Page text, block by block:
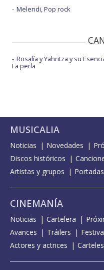
Melendi, Pop rock
Rosalía y Yahritza y su
La perla
MUSICALIA
Noticias Novedades
Discos históricos
Artistas y grupos
Portadas
CINEMANÍA
Noticias Cartelera
Avances
Tráilers
Actores y actrices
Carteles